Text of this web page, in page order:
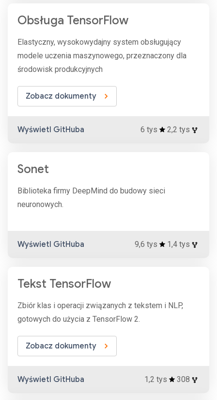
Obsługa TensorFlow
Elastyczny, wysokowydajny system obsługujący
modele uczenia maszynowego, przeznaczony dla
środowisk produkcyjnych
Zobacz dokumenty
Wyświetl GitHuba 6 tys 2,2 tys
Sonet
Biblioteka firmy DeepMind do budowy sieci
neuronowych.
Wyświetl GitHuba 9,6 tys 1,4 tys
Tekst TensorFlow
Zbiór klas i operacji związanych z tekstem i NLP,
gotowych do użycia z TensorFlow 2.
Zobacz dokumenty
Wyświetl GitHuba 1,2 tys 308